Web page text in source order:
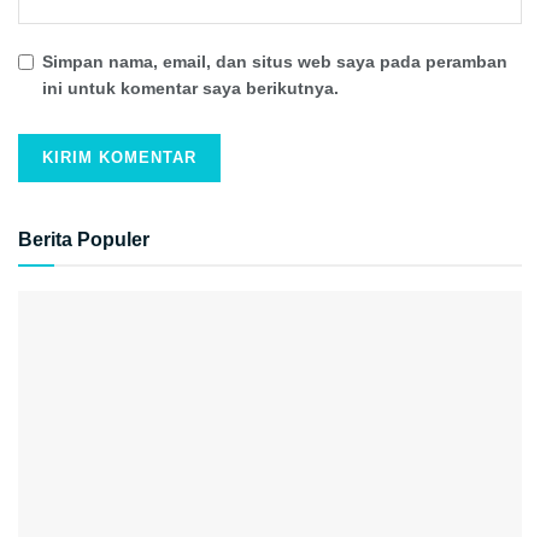
Simpan nama, email, dan situs web saya pada peramban
ini untuk komentar saya berikutnya.
Berita Populer